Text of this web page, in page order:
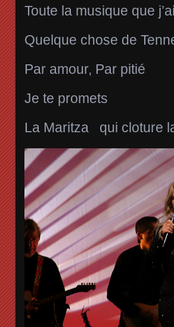
Toute la musique que
Quelque chose de
Par amour, Par pitié
Je te promets
La Maritza qui cloture